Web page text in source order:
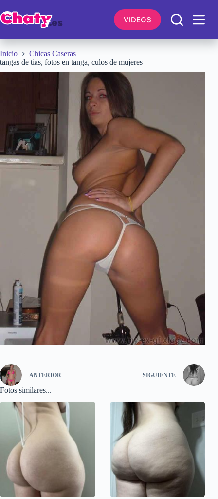
al
contenido
VIDEOS
Inicio
Chicas Caseras
tangas de tias, fotos en tanga, culos de mujeres
ANTERIOR SIGUIENTE
Fotos similares...